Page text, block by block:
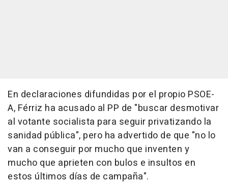
En declaraciones difundidas por el propio PSOE-
A, Férriz ha acusado al PP de "buscar desmotivar
al votante socialista para seguir privatizando la
sanidad pública", pero ha advertido de que "no lo
van a conseguir por mucho que inventen y
mucho que aprieten con bulos e insultos en
estos últimos días de campaña".